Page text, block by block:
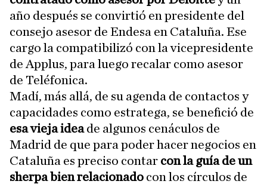
año después se convirtió en presidente del
consejo asesor de Endesa en Cataluña. Ese
cargo la compatibilizó con la vicepresidente
de Applus, para luego recalar como asesor
de Teléfonica.
Madí, más allá, de su agenda de contactos y
capacidades como estratega, se benefició de
esa vieja ideade algunos cenáculos de
Madrid de que para poder hacer negocios en
Cataluña es preciso contar con la guía de un
sherpa bien relacionado con los círculos de